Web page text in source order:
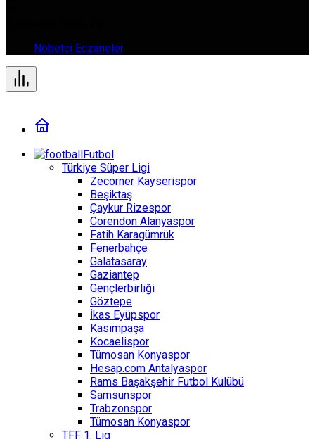
Nöbetçi Eczaneler
Futbol
Türkiye Süper Ligi
Zecorner Kayserispor
Beşiktaş
Çaykur Rizespor
Corendon Alanyaspor
Fatih Karagümrük
Fenerbahçe
Galatasaray
Gaziantep
Gençlerbirliği
Göztepe
İkas Eyüpspor
Kasımpaşa
Kocaelispor
Tümosan Konyaspor
Hesap.com Antalyaspor
Rams Başakşehir Futbol Kulübü
Samsunspor
Trabzonspor
Tümosan Konyaspor
TFF 1. Lig